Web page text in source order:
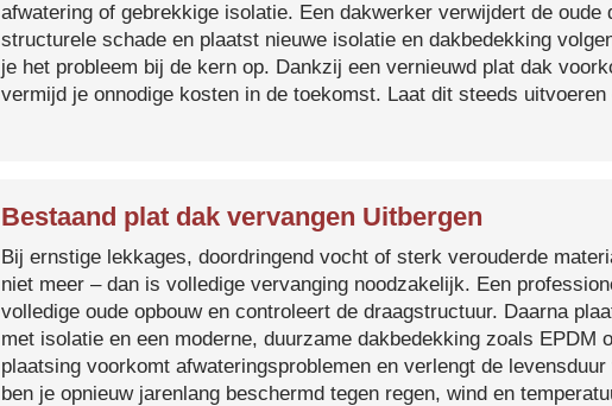
afwatering of gebrekkige isolatie. Een dakwerker verwijdert de oude
structurele schade en plaatst nieuwe isolatie en dakbedekking
je het probleem bij de kern op. Dankzij een vernieuwd plat dak
vermijd je onnodige kosten in de toekomst. Laat dit steeds
Bestaand plat dak vervangen Uitbergen
Bij ernstige lekkages, doordringend vocht of sterk verouderde
niet meer – dan is volledige vervanging noodzakelijk. Een
volledige oude opbouw en controleert de draagstructuur. Daarna
met isolatie en een moderne, duurzame dakbedekking zoals EPDM
plaatsing voorkomt afwateringsproblemen en verlengt de
ben je opnieuw jarenlang beschermd tegen regen, wind en